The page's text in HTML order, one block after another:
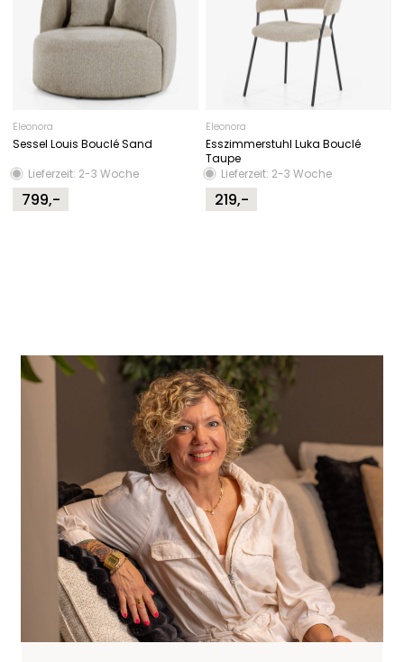
Eleonora
Sessel Louis Bouclé Sand
Lieferzeit: 2-3 Woche
799,-
Eleonora
Esszimmerstuhl Luka Bouclé
Taupe
Lieferzeit: 2-3 Woche
219,-